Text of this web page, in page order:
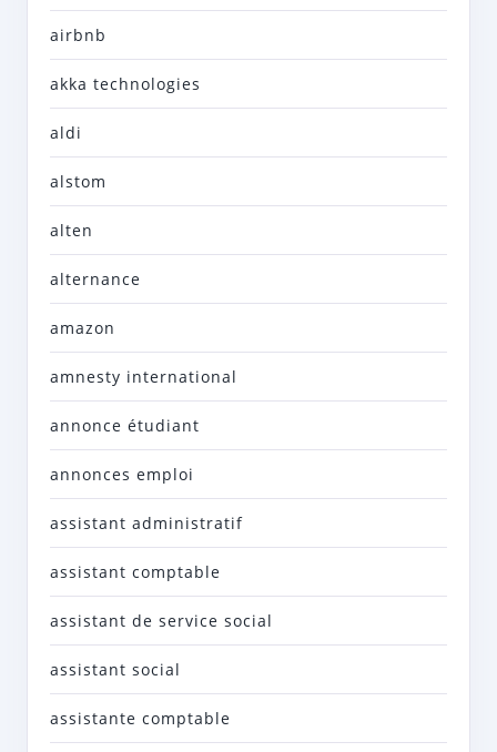
airbnb
akka technologies
aldi
alstom
alten
alternance
amazon
amnesty international
annonce étudiant
annonces emploi
assistant administratif
assistant comptable
assistant de service social
assistant social
assistante comptable